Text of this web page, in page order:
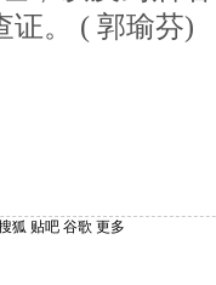
证。 ( 郭瑜芬)
狐 贴吧 谷歌 更多